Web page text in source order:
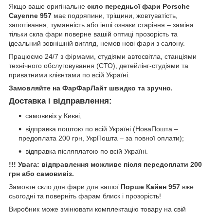
Якщо ваше оригінальне скло передньої фари Porsche
Cayenne 957 має подряпини, тріщини, жовтуватість,
запотівання, туманність або інші ознаки старіння – заміна
тільки скла фари поверне вашій оптиці прозорість та
ідеальний зовнішній вигляд, немов нові фари з салону.
Працюємо 24/7 з фірмами, студіями автосвітла, станціями
технічного обслуговування (СТО), детейлінг-студіями та
приватними клієнтами по всій Україні.
Замовляйте на ФарФарЛайт швидко та зручно.
Доставка і відправлення:
самовивіз у Києві;
відправка поштою по всій Україні (НоваПошта –
предоплата 200 грн, УкрПошта – за повної оплати);
відправка післяплатою по всій Україні.
!!! Увага: відправлення можливе після передоплати 200
грн або самовивіз.
Замовте скло для фари для вашої Порше Кайен 957 вже
сьогодні та поверніть фарам блиск і прозорість!
Виробник може змінювати комплектацію товару на свій